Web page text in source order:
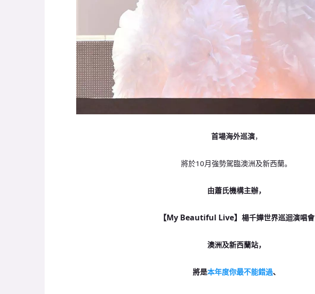
首場海外巡演，
將於10月強勢駕臨澳洲及新西蘭。
由蕭氏機構主辦，
【My Beautiful Live】 楊千嬅世界巡迴演唱會
澳洲及新西蘭站，
將是本年度你最不能錯過、